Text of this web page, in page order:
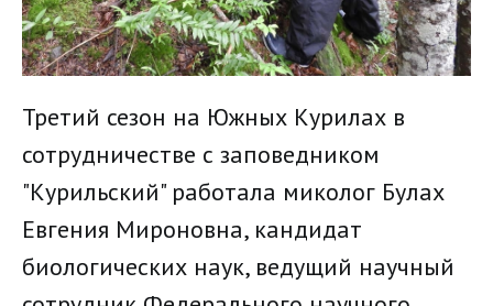
Третий сезон на Южных Курилах в
сотрудничестве с заповедником
"Курильский" работала миколог Булах
Евгения Мироновна, кандидат
биологических наук, ведущий научный